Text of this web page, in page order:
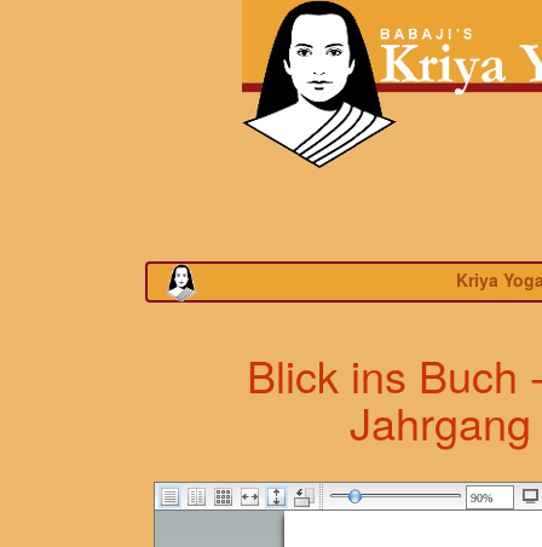
Kriya Yoga
Blick ins Buch